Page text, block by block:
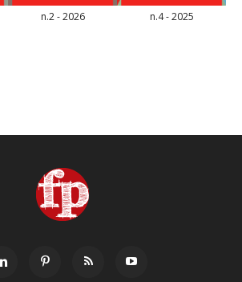
n.2 - 2026 n.4 - 2025